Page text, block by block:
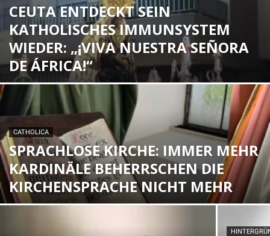
CEUTA ENTDECKT SEIN
KATHOLISCHES IMMUNSYSTEM
WIEDER: „¡VIVA NUESTRA SEÑORA
DE ÁFRICA!“
CATHOLICA
SPRACHLOSE KIRCHE: IMMER MEHR
KARDINÄLE BEHERRSCHEN DIE
KIRCHENSPRACHE NICHT MEHR